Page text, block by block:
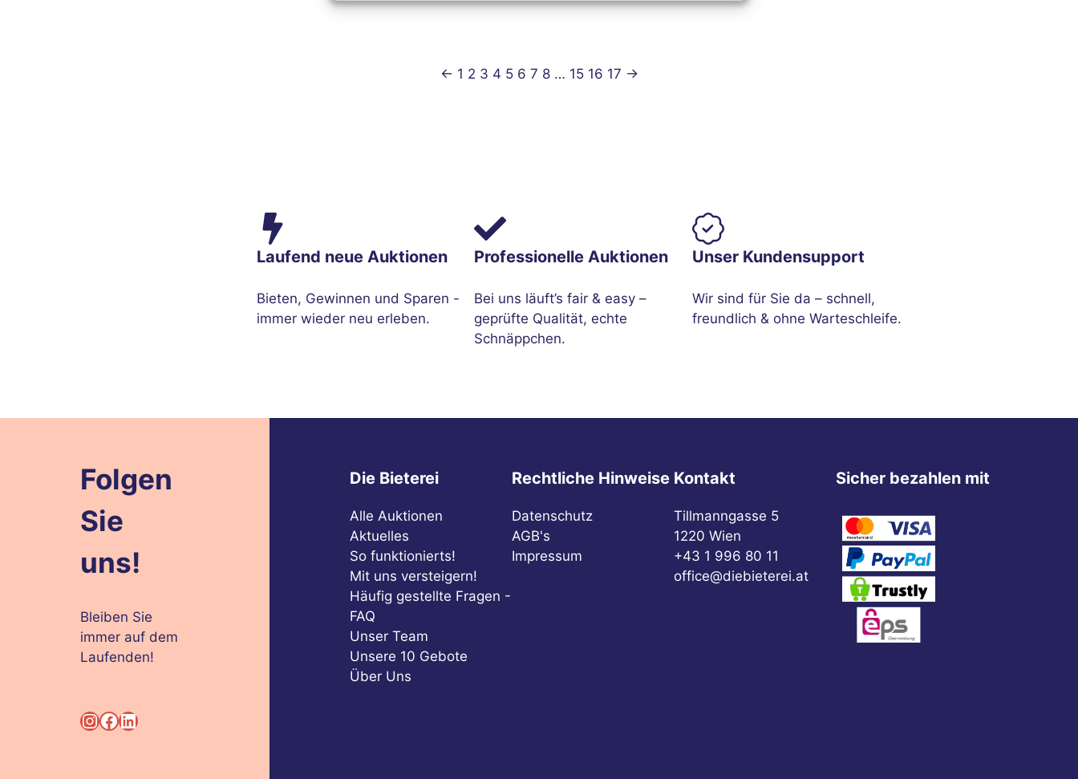
← 1 2 3 4 5 6 7 8 … 15 16 17 →
Laufend neue Auktionen
Bieten, Gewinnen und Sparen -
immer wieder neu erleben.
Professionelle Auktionen
Bei uns läuft’s fair & easy –
geprüfte Qualität, echte
Schnäppchen.
Unser Kundensupport
Wir sind für Sie da – schnell,
freundlich & ohne Warteschleife.
Folgen
Sie
uns!
Bleiben Sie
immer auf dem
Laufenden!
Instagram
Facebook
LinkedIn
Die Bieterei
Alle Auktionen
Aktuelles
So funktionierts!
Mit uns versteigern!
Häufig gestellte Fragen -
FAQ
Unser Team
Unsere 10 Gebote
Über Uns
Rechtliche Hinweise
Datenschutz
AGB's
Impressum
Kontakt
Tillmanngasse 5
1220 Wien
+43 1 996 80 11
office@diebieterei.at
Sicher bezahlen mit